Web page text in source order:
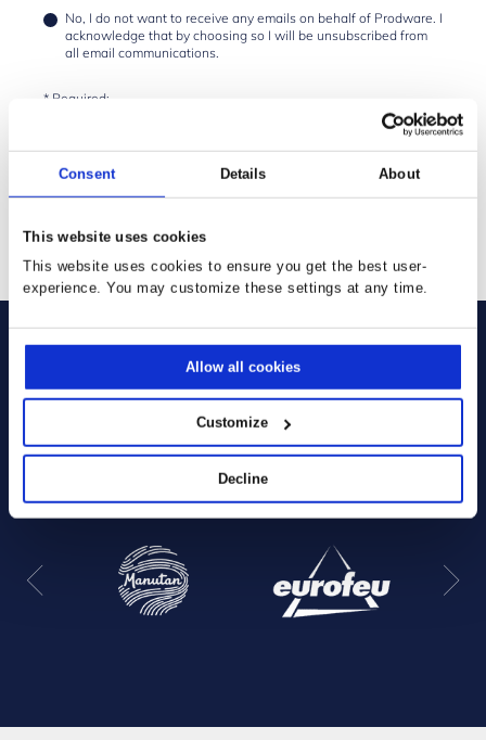
Consent Details About
This website uses cookies
This website uses cookies to ensure you get the best user-
experience. You may customize these settings at any time.
Allow all cookies
Customize
Decline
No, I do not want to receive any emails on behalf of Prodware. I
acknowledge that by choosing so I will be unsubscribed from
all email communications.
* Required:
I have read and agree to the terms and conditions outlined in
I agree to activate the ClickDimensions cookie (CUVID) which
Sie verwenden bereits unsere
Lösungen: